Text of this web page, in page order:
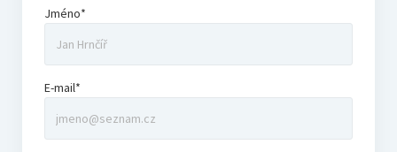
Jméno*
E-mail*